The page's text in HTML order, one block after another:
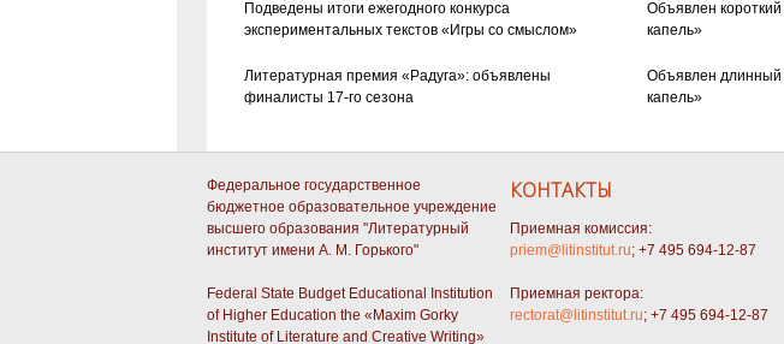
Подведены итоги ежегодного конкурса
экспериментальных текстов «Игры со смыслом»
Объявлен короткий
капель»
Литературная премия «Радуга»: объявлены
финалисты 17-го сезона
Объявлен длинный
капель»
Федеральное государственное
бюджетное образовательное учреждение
высшего образования "Литературный
институт имени А. М. Горького"
Federal State Budget Educational Institution
of Higher Education the «Maxim Gorky
Institute of Literature and Creative Writing»
КОНТАКТЫ
Приемная комиссия:
priem@litinstitut.ru; +7 495 694-12-87
Приемная ректора:
rectorat@litinstitut.ru; +7 495 694-12-87